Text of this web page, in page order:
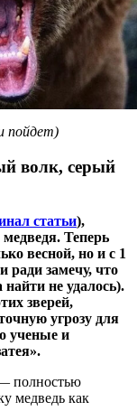
пойдет)
волк, серый
статьи),
Теперь
весной, но и с 1
ради замечу, что
не удалось).
зверей,
угрозу для
ученые и
полностью
медведь как